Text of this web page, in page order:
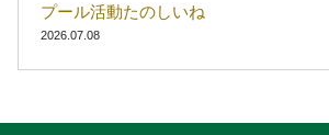
プール活動たのしいね
2026.07.08